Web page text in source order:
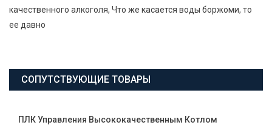
качественного алкоголя, Что же касается воды боржоми, то
ее давно
СОПУТСТВУЮЩИЕ ТОВАРЫ
ПЛК Управления Высококачественным Котлом